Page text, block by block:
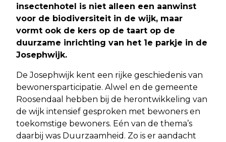
insectenhotel is niet alleen een aanwinst
voor de biodiversiteit in de wijk, maar
vormt ook de kers op de taart op de
duurzame inrichting van het 1e parkje in de
Josephwijk.
De Josephwijk kent een rijke geschiedenis van
bewonersparticipatie. Alwel en de gemeente
Roosendaal hebben bij de herontwikkeling van
de wijk intensief gesproken met bewoners en
toekomstige bewoners. Eén van de thema’s
daarbij was Duurzaamheid. Zo is er aandacht